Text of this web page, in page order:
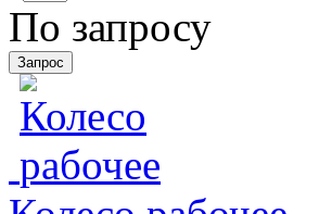
По запросу